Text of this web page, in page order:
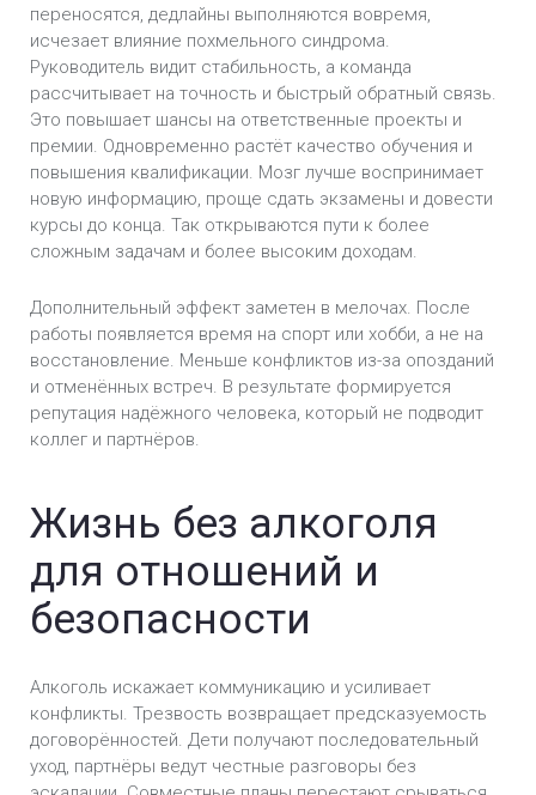
переносятся, дедлайны выполняются вовремя,
исчезает влияние похмельного синдрома.
Руководитель видит стабильность, а команда
рассчитывает на точность и быстрый обратный связь.
Это повышает шансы на ответственные проекты и
премии. Одновременно растёт качество обучения и
повышения квалификации. Мозг лучше воспринимает
новую информацию, проще сдать экзамены и довести
курсы до конца. Так открываются пути к более
сложным задачам и более высоким доходам.
Дополнительный эффект заметен в мелочах. После
работы появляется время на спорт или хобби, а не на
восстановление. Меньше конфликтов из-за опозданий
и отменённых встреч. В результате формируется
репутация надёжного человека, который не подводит
коллег и партнёров.
Жизнь без алкоголя
для отношений и
безопасности
Алкоголь искажает коммуникацию и усиливает
конфликты. Трезвость возвращает предсказуемость
договорённостей. Дети получают последовательный
уход, партнёры ведут честные разговоры без